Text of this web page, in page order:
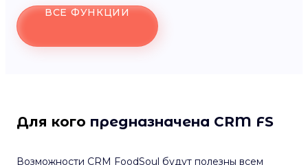
ВСЕ ФУНКЦИИ
Для кого предназначена CRM FS
Возможности CRM FoodSoul будут полезны всем